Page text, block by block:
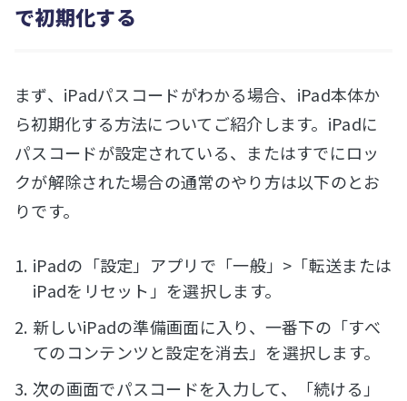
で初期化する
まず、iPadパスコードがわかる場合、iPad本体か
ら初期化する方法についてご紹介します。iPadに
パスコードが設定されている、またはすでにロッ
クが解除された場合の通常のやり方は以下のとお
りです。
iPadの「設定」アプリで「一般」>「転送または
iPadをリセット」を選択します。
新しいiPadの準備画面に入り、一番下の「すべ
てのコンテンツと設定を消去」を選択します。
次の画面でパスコードを入力して、「続ける」